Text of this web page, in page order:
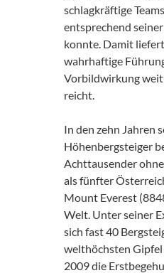
schlagkräftige
entsprechend
konnte. Damit
wahrhaftige
Vorbildwirkung weit
reicht.
In den zehn Jahren
Höhenbergsteiger
Achttausender
als fünfter
Mount Everest
Welt. Unter seiner
sich fast 40
welthöchsten
2009 die